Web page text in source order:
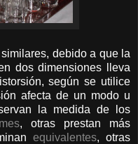
debido a que la
dos dimensiones lleva
según se utilice
afecta de un modo u
la medida de los
, otras prestan más
equivalentes, otras